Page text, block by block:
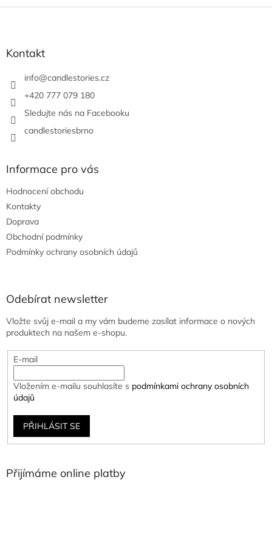
Kontakt
info@candlestories.cz
+420 777 079 180
Sledujte nás na Facebooku
candlestoriesbrno
Informace pro vás
Hodnocení obchodu
Kontakty
Doprava
Obchodní podmínky
Podmínky ochrany osobních údajů
Odebírat newsletter
Vložte svůj e-mail a my vám budeme zasílat informace o nových
produktech na našem e-shopu.
E-mail
Vložením e-mailu souhlasíte s podmínkami ochrany osobních
údajů
PŘIHLÁSIT SE
Přijímáme online platby